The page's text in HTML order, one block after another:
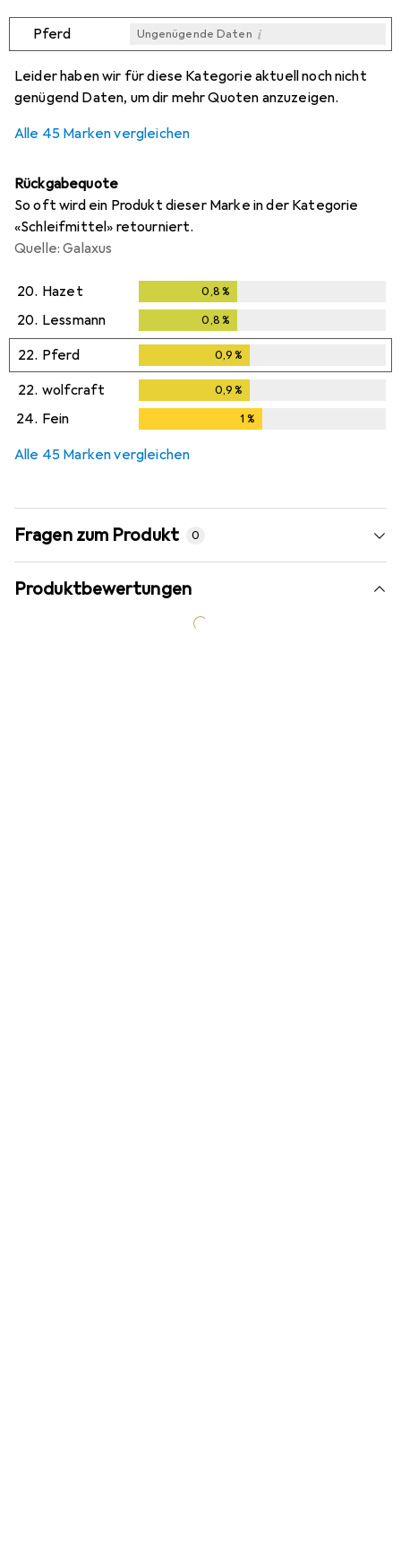
Pferd Ungenügende Daten i
i
i
i
i
Leider haben wir für diese Kategorie aktuell noch nicht
genügend Daten, um dir mehr Quoten anzuzeigen.
Alle 45 Marken vergleichen
Rückgabequote
So oft wird ein Produkt dieser Marke in der Kategorie
«Schleifmittel» retourniert.
Quelle: Galaxus
20. Hazet 0,8 %
20. Lessmann 0,8 %
22. Pferd 0,9%
22. wolfcraft 0,9%
24. Fein 1 %
Alle 45 Marken vergleichen
Fragen zum Produkt 0
Produktbewertungen